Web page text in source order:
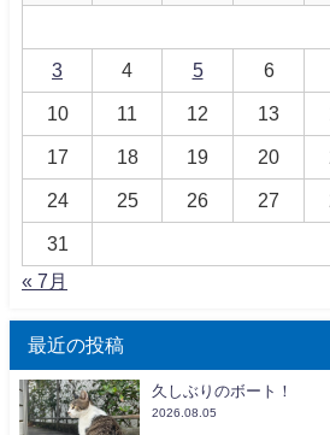
3 4 5 6
10 11 12 13
17 18 19 20
24 25 26 27
31
« 7月
最近の投稿
久しぶりのボート！
2026.08.05